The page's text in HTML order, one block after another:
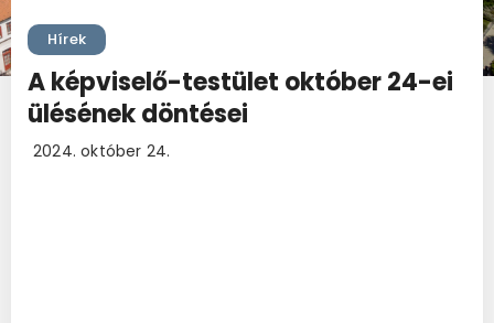
Hírek
A képviselő-testület október 24-ei
ülésének döntései
2024. október 24.